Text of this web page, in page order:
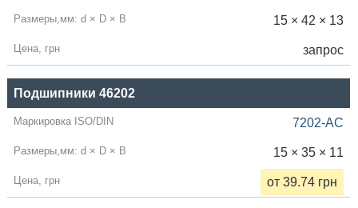
15 × 42 × 13
запрос
Подшипники 46202
7202-AC
15 × 35 × 11
от 39.74 грн